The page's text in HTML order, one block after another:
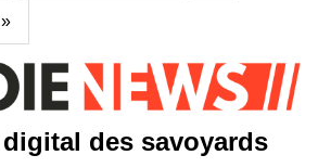
»
des savoyards